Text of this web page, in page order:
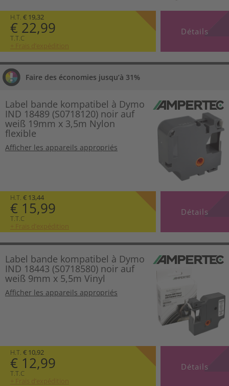
H.T. € 19,32
€ 22,99
T.T.C
+ Frais d’expédition
Détails
Faire des économies jusqu’à 31%
Label bande kompatibel à Dymo
IND 18489 (S0718120) noir auf
weiß 19mm x 3,5m Nylon
flexible
Afficher les appareils appropriés
H.T. € 13,44
€ 15,99
T.T.C
+ Frais d’expédition
Détails
Label bande kompatibel à Dymo
IND 18443 (S0718580) noir auf
weiß 9mm x 5,5m Vinyl
Afficher les appareils appropriés
H.T. € 10,92
€ 12,99
T.T.C
+ Frais d’expédition
Détails